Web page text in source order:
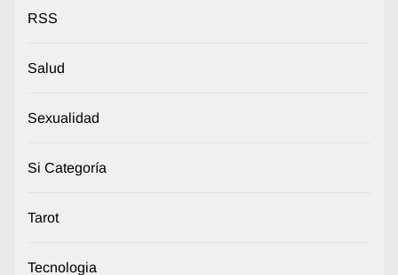
RSS
Salud
Sexualidad
Si Categoría
Tarot
Tecnologia